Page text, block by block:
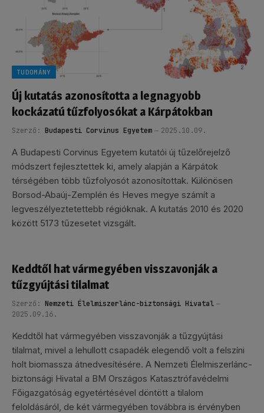
TUDOMÁNY
Új kutatás azonosította a legnagyobb
kockázatú tűzfolyosókat a Kárpátokban
Szerző: Budapesti Corvinus Egyetem 2025.10.09.
A Budapesti Corvinus Egyetem kutatói új tűzelőrejelző
módszert fejlesztettek ki, amely alapján a Kárpátok
térségében több tűzfolyosót azonosítottak. Különösen
Borsod-Abaúj-Zemplén és Heves megye számít a
legveszélyeztetettebb régióknak. A kutatás 2010 és 2020
között 5173 tűzesetet vizsgált.
Keddtől hat vármegyében visszavonják a
tűzgyújtási tilalmat
Szerző: Nemzeti Élelmiszerlánc-biztonsági Hivatal
2025.09.16.
Keddtől hat vármegyében visszavonják a tűzgyújtási
tilalmat, mivel a lehullott csapadék elegendő volt a felszíni
holt biomassza átnedvesítésére. A Nemzeti Élelmiszerlánc-
biztonsági Hivatal a BM Országos Katasztrófavédelmi
Főigazgatóság egyetértésével döntött a tilalom
feloldásáról, de két vármegyében továbbra is érvényben